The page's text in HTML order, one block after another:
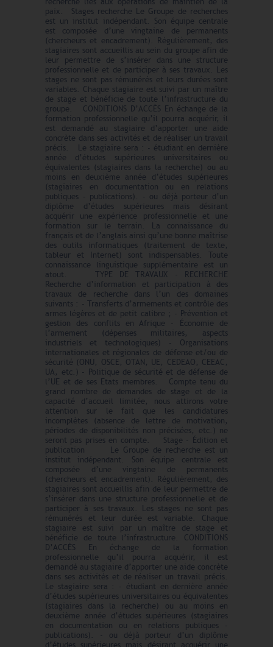
paix. Stages recherche Le Groupe de recherches
est un institut indépendant. Son équipe centrale
est composée d’une vingtaine de permanents
(chercheurs et encadrement). Régulièrement, des
stagiaires sont accueillis au sein du groupe afin de
leur permettre de s’insérer dans une structure
professionnelle et de participer à ses travaux. Les
stages ne sont pas rémunérés et leurs durées sont
variables. Chaque stagiaire est suivi par un maître
de stage et bénéficie de toute l’infrastructure du
groupe. CONDITIONS D’ACCÈS En échange de la
formation professionnelle qu’il pourra acquérir, il
est demandé au stagiaire d’apporter une aide
concrète dans ses activités et de réaliser un travail
précis. Le stagiaire sera : - étudiant en dernière
année d’études supérieures universitaires ou
équivalentes (stagiaires dans la recherche) ou au
moins en deuxième année d’études supérieures
(stagiaires en documentation ou en relations
publiques – publications). - ou déjà porteur d’un
diplôme d’études supérieures mais désirant
acquérir une expérience professionnelle et une
formation sur le terrain. La connaissance du
français et de l’anglais ainsi qu’une bonne maîtrise
des outils informatiques (traitement de texte,
tableur et Internet) sont indispensables. Toute
connaissance linguistique supplémentaire est un
atout. TYPE DE TRAVAUX - RECHERCHE
Recherche d’information et participation à des
travaux de recherche dans l’un des domaines
suivants : - Transferts d’armements et contrôle des
armes légères et de petit calibre ; - Prévention et
gestion des conflits en Afrique - Économie de
l’armement (dépenses militaires, aspects
industriels et technologiques) - Organisations
internationales et régionales de défense et/ou de
sécurité (ONU, OSCE, OTAN, UE, CEDEAO, CEEAC,
UA, etc.) - Politique de sécurité et de défense de
l’UE et de ses Etats membres. Compte tenu du
grand nombre de demandes de stage et de la
capacité d’accueil limitée, nous attirons votre
attention sur le fait que les candidatures
incomplètes (absence de lettre de motivation,
périodes de disponibilités non précisées, etc.) ne
seront pas prises en compte. Stage - Édition et
publication Le Groupe de recherche est un
institut indépendant. Son équipe centrale est
composée d’une vingtaine de permanents
(chercheurs et encadrement). Régulièrement, des
stagiaires sont accueillis afin de leur permettre de
s’insérer dans une structure professionnelle et de
participer à ses travaux. Les stages ne sont pas
rémunérés et leur durée est variable. Chaque
stagiaire est suivi par un maître de stage et
bénéficie de toute l’infrastructure. CONDITIONS
D’ACCÈS En échange de la formation
professionnelle qu’il pourra acquérir, il est
demandé au stagiaire d’apporter une aide concrète
dans ses activités et de réaliser un travail précis.
Le stagiaire sera : - étudiant en dernière année
d’études supérieures universitaires ou équivalentes
(stagiaires dans la recherche) ou au moins en
deuxième année d’études supérieures (stagiaires
en documentation ou en relations publiques –
publications). - ou déjà porteur d’un diplôme